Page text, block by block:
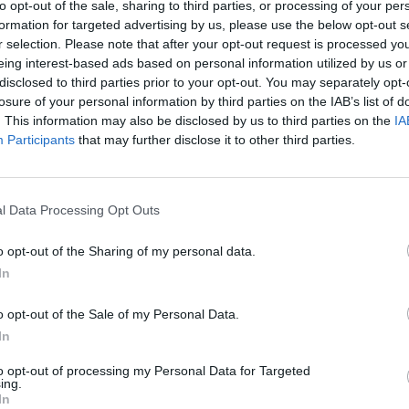
opt-out of the sale, sharing to third parties, or processing of your
for targeted advertising by us, please use the below opt-out
selection. Please note that after your opt-out request is processed
interest-based ads based on personal information utilized by us
to third parties prior to your opt-out. You may separately
of your personal information by third parties on the IAB’s list of
This information may also be disclosed by us to third parties on the
Participants that may further disclose it to other third parties.
Data Processing Opt Outs
opt-out of the Sharing of my personal data.
opt-out of the Sale of my Personal Data.
opt-out of processing my Personal Data for Targeted
Στο επί κοντώ, που ηΚατερίνα Στεφανίδη
Κέιτι Μουνμε 4,83μ. που είναι επίσης, η
πέτυχε η ΒρετανίδαΚίλι Χότζκινσονστα
στο ντεμπούτο του στα 1.500μ. ο Νορβηγός
σε 3.32.38 που είναι η κορυφαία επίδοση στον
ακόμη στο τριπλούν γυναικών από την
τηνΓκούνταφ Τσεγκάι από την Αιθιοπία στα
Άρμαντ Ντουπλάντις
Ομανιάλαμε 6.54 που είναι ατομικό του και
έκανε άλλη μια νίκη στα 400μ. με 50.20.
των